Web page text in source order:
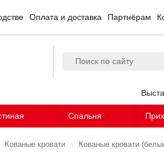
Оплата и доставка Партнёрам
Спальня
Кованые кровати Кованые кровати